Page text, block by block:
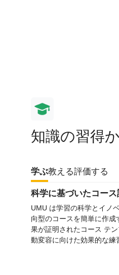
知識の習得
学ぶ教える評価する
科学に基づいたコー
UMU は学習の科学とイノ
向型のコースを簡単に作
果が証明されたコース テ
動変容に向けた効果的な練